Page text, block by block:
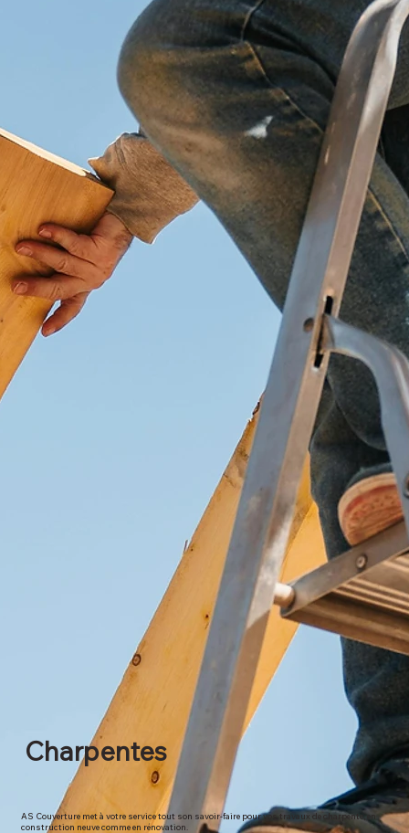
Charpentes
AS Couverture met à votre service tout son savoir-faire pour vos travaux de charpente, en
construction neuve comme en rénovation.